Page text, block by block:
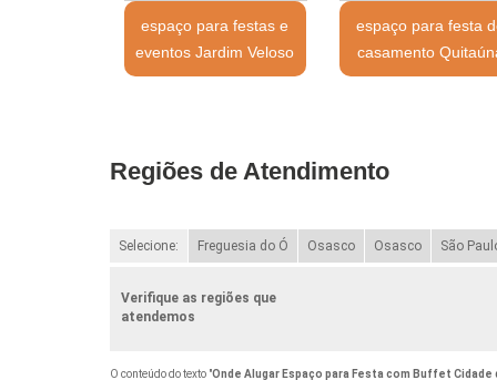
espaço para festas e
eventos Jardim Veloso
espaço para festa
casamento
Regiões de Atendimento
Selecione: Freguesia do Ó Osasco Osasco São
Verifique as regiões que
atendemos
O conteúdo do texto "Onde Alugar Espaço para Festa com Buffet Cidade